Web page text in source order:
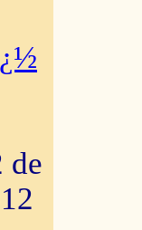
de